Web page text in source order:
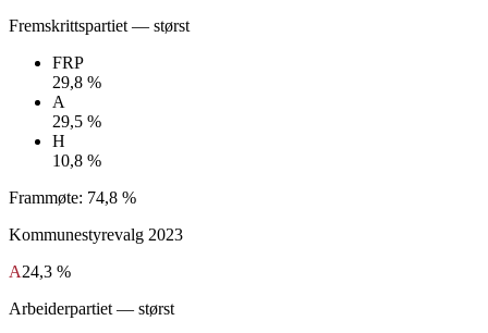
Fremskrittspartiet — størst
FRP
29,8 %
A
29,5 %
H
10,8 %
Frammøte: 74,8 %
Kommunestyrevalg 2023
A24,3 %
Arbeiderpartiet — størst